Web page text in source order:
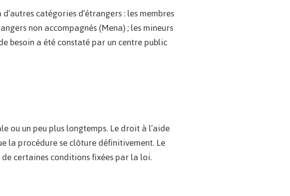
catégories d’étrangers : les membres
non accompagnés (Mena) ; les mineurs
besoin a été constaté par un centre public
un peu plus longtemps. Le droit à l’aide
la procédure se clôture définitivement. Le
certaines conditions fixées par la loi.